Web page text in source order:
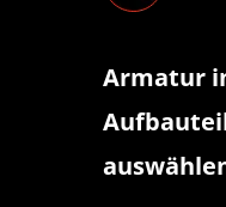
Armatur